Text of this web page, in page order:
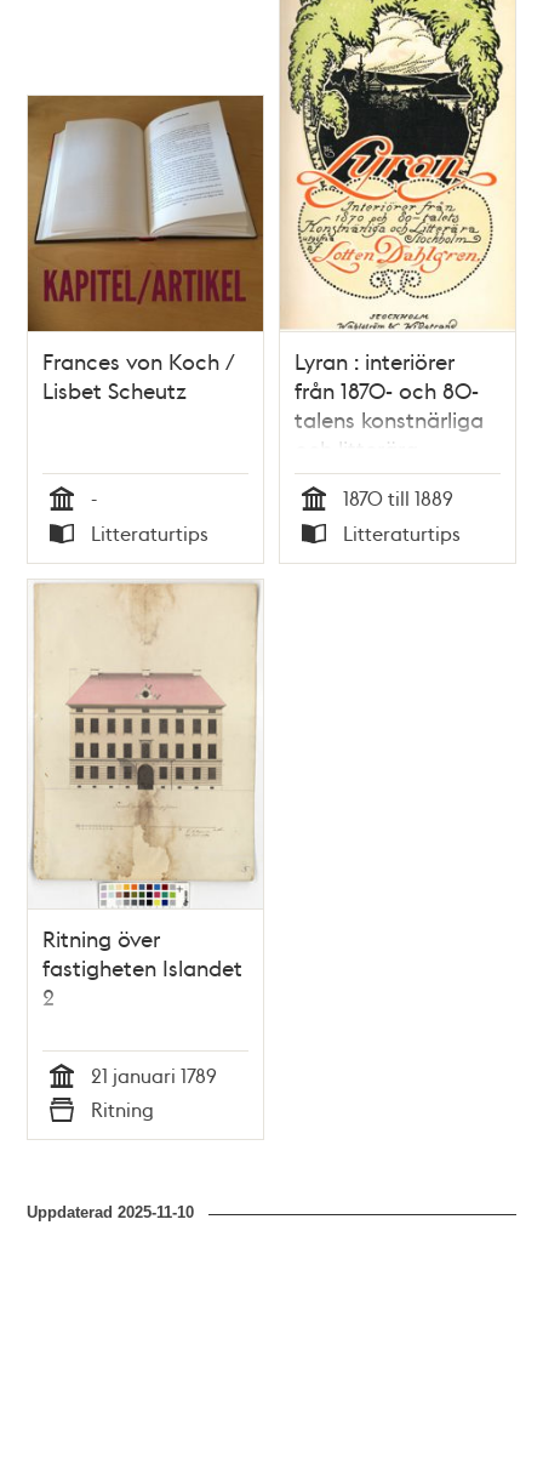
Frances von Koch /
Lisbet Scheutz
Tid
-
Typ
Litteraturtips
Lyran : interiörer
från 1870- och 80-
talens konstnärliga
och litterära
Stockholm / Lotten
Dahlgren
Tid
1870 till 1889
Typ
Litteraturtips
Ritning över
fastigheten Islandet
2
Tid
21 januari 1789
Typ
Ritning
Uppdaterad2025-11-10